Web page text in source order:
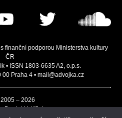
finanční podporou Ministerstva kultury
ČR
• ISSN 1803-6635 A2, o.p.s.
Praha 4 • mail@advojka.cz
– 2026
Daniel Vojtíšek